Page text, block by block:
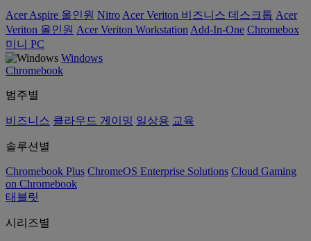
Acer Aspire 올인원 Nitro Acer Veriton 비즈니스 데스크톱 Acer
Veriton 올인원 Acer Veriton Workstation Add-In-One Chromebox
미니 PC
Windows
Chromebook
범주별
비즈니스 클라우드 게이밍 일상용 교육
솔루션별
Chromebook Plus ChromeOS Enterprise Solutions Cloud Gaming
on Chromebook
태블릿
시리즈별